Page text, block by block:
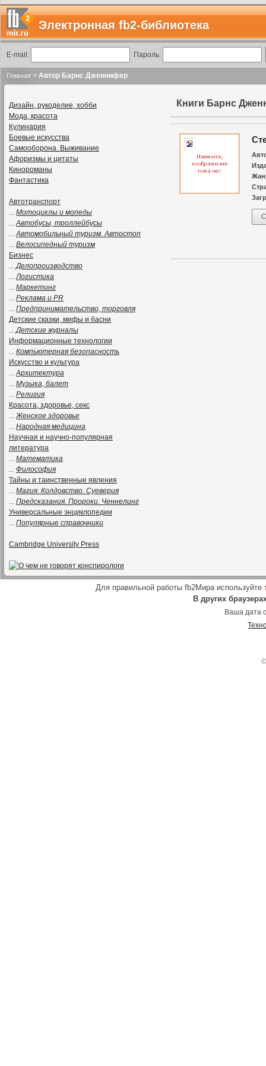
Электронная fb2-библиотека
E-mail: Пароль:
Главная > Автор Барнс Дженнифер
Дизайн, рукоделие, хобби
Мода, красота
Кулинария
Боевые искусства
Самооборона. Выживание
Афоризмы и цитаты
Кинороманы
Фантастика
Автотранспорт
... Мотоциклы и мопеды
...Автобусы, троллейбусы
...Автомобильный туризм. Автостоп
... Велосипедный туризм
Бизнес
...Делопроизводство
...Логистика
... Маркетинг
... Реклама и PR
... Предпринимательство, торговля
Детские сказки, мифы и басни
...Детские журналы
Информационные технологии
... Компьютерная безопасность
Искусство и культура
...Архитектура
... Музыка, балет
... Религия
Красота, здоровье, секс
...Женское здоровье
... Народная медицина
Научная и научно-популярная
литература
... Математика
... Философия
Тайны и таинственные явления
... Магия. Колдовство. Суеверия
... Предсказания. Пророки. Ченнелинг
Универсальные энциклопедии
... Популярные справочники
Cambridge University Press
Книги Барнс
Для правильной работы fb2Мира используйте
В других
Ваша дата